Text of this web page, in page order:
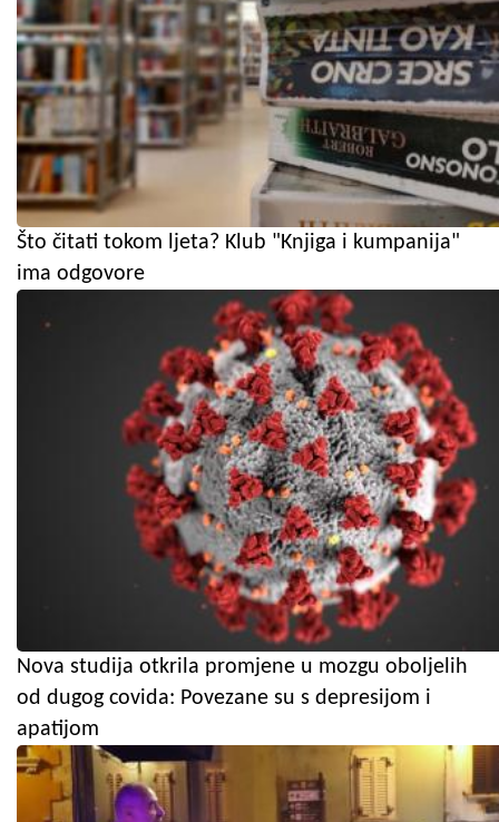
Što čitati tokom ljeta? Klub "Knjiga i kumpanija"
ima odgovore
Nova studija otkrila promjene u mozgu oboljelih
od dugog covida: Povezane su s depresijom i
apatijom